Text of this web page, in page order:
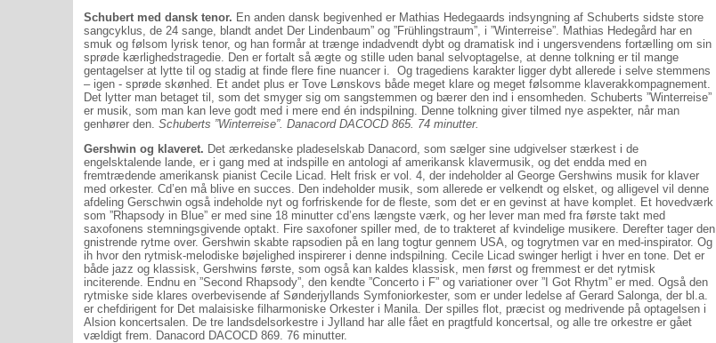
Schubert med dansk tenor. En anden dansk begivenhed er Mathias Hedegaards indsyngning af Schuberts sidste store
sangcyklus, de 24 sange, blandt andet Der Lindenbaum” og ”Frühlingstraum”, i ”Winterreise”. Mathias Hedegård har en
smuk og følsom lyrisk tenor, og han formår at trænge indadvendt dybt og dramatisk ind i ungersvendens fortælling om sin
sprøde kærlighedstragedie. Den er fortalt så ægte og stille uden banal selvoptagelse, at denne tolkning er til mange
gentagelser at lytte til og stadig at finde flere fine nuancer i. Og tragediens karakter ligger dybt allerede i selve stemmens
– igen - sprøde skønhed. Et andet plus er Tove Lønskovs både meget klare og meget følsomme klaverakkompagnement.
Det lytter man betaget til, som det smyger sig om sangstemmen og bærer den ind i ensomheden. Schuberts ”Winterreise”
er musik, som man kan leve godt med i mere end én indspilning. Denne tolkning giver tilmed nye aspekter, når man
genhører den. Schuberts ”Winterreise”. Danacord DACOCD 865. 74 minutter.
Gershwin og klaveret. Det ærkedanske pladeselskab Danacord, som sælger sine udgivelser stærkest i de
engelsktalende lande, er i gang med at indspille en antologi af amerikansk klavermusik, og det endda med en
fremtrædende amerikansk pianist Cecile Licad. Helt frisk er vol. 4, der indeholder al George Gershwins musik for klaver
med orkester. Cd’en må blive en succes. Den indeholder musik, som allerede er velkendt og elsket, og alligevel vil denne
afdeling Gerschwin også indeholde nyt og forfriskende for de fleste, som det er en gevinst at have komplet. Et hovedværk
som ”Rhapsody in Blue” er med sine 18 minutter cd’ens længste værk, og her lever man med fra første takt med
saxofonens stemningsgivende optakt. Fire saxofoner spiller med, de to trakteret af kvindelige musikere. Derefter tager den
gnistrende rytme over. Gershwin skabte rapsodien på en lang togtur gennem USA, og togrytmen var en med-inspirator. Og
ih hvor den rytmisk-melodiske bøjelighed inspirerer i denne indspilning. Cecile Licad swinger herligt i hver en tone. Det er
både jazz og klassisk, Gershwins første, som også kan kaldes klassisk, men først og fremmest er det rytmisk
inciterende. Endnu en ”Second Rhapsody”, den kendte ”Concerto i F” og variationer over ”I Got Rhytm” er med. Også den
rytmiske side klares overbevisende af Sønderjyllands Symfoniorkester, som er under ledelse af Gerard Salonga, der bl.a.
er chefdirigent for Det malaisiske filharmoniske Orkester i Manila. Der spilles flot, præcist og medrivende på optagelsen i
Alsion koncertsalen. De tre landsdelsorkestre i Jylland har alle fået en pragtfuld koncertsal, og alle tre orkestre er gået
vældigt frem. Danacord DACOCD 869. 76 minutter.